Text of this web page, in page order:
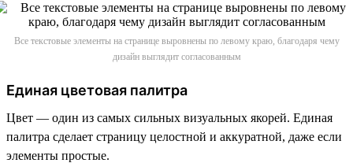
Все текстовые элементы на странице выровнены по левому краю, благодаря чему
дизайн выглядит согласованным
Единая цветовая палитра
Цвет — один из самых сильных визуальных якорей. Единая
палитра сделает страницу целостной и аккуратной, даже если
элементы простые.